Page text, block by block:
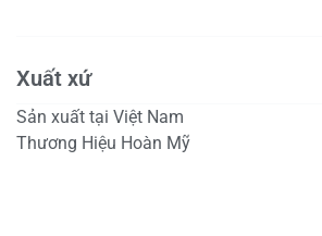
Xuất xứ
Sản xuất tại Việt Nam
Thương Hiệu Hoàn Mỹ